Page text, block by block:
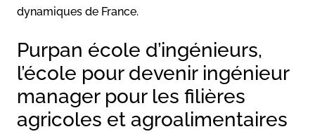
dynamiques de France.
Purpan école d’ingénieurs,
l’école pour devenir ingénieur
manager pour les filières
agricoles et agroalimentaires